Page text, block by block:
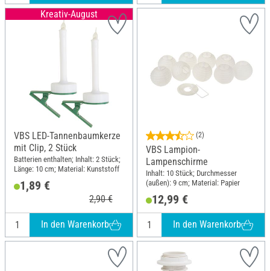
Kreativ-August
VBS LED-Tannenbaumkerze
mit Clip, 2 Stück
Batterien enthalten; Inhalt: 2 Stück;
Länge: 10 cm; Material: Kunststoff
1,89 €
2,90 €
In den Warenkorb
(2)
VBS Lampion-
Lampenschirme
Inhalt: 10 Stück; Durchmesser
(außen): 9 cm; Material: Papier
12,99 €
In den Warenkorb